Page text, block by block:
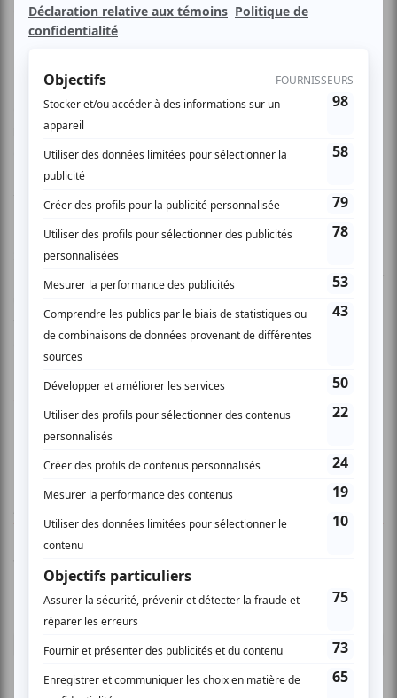
de sa vie tout en mélodie.
Les choses de la vie selon Marcie, ce sont donc les
aventures d’un quotidien revisité, raconté en mots et en
musique sous des accents pop-folk. On y découvre un
croisement original entre la chanson française de Carla
Bruni et celle Georges Brassens (insolite, non ?) ainsi que le
folk d’une Jewel à ses débuts.
Sur scène, Marcie, accompagnée de deux musiciens
(contrebasse et guitares) est l’hôte qui reçoit au salon, pour
tranches de vie. C’est alors comme si elle adressait ses
gestes et ses paroles à chacun des invités en particulier…
www.chasse-galerie.ca
AUCUN COMMENTAIRE
Vous devez être connecté pour
donner un avis.
Connectez-vous ici.